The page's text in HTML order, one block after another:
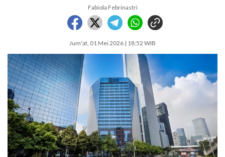
Fabiola Febrinastri
Jum'at, 01 Mei 2026 | 18:52 WIB